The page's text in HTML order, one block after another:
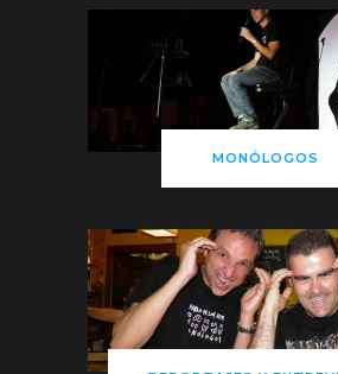
MONÓLOGOS